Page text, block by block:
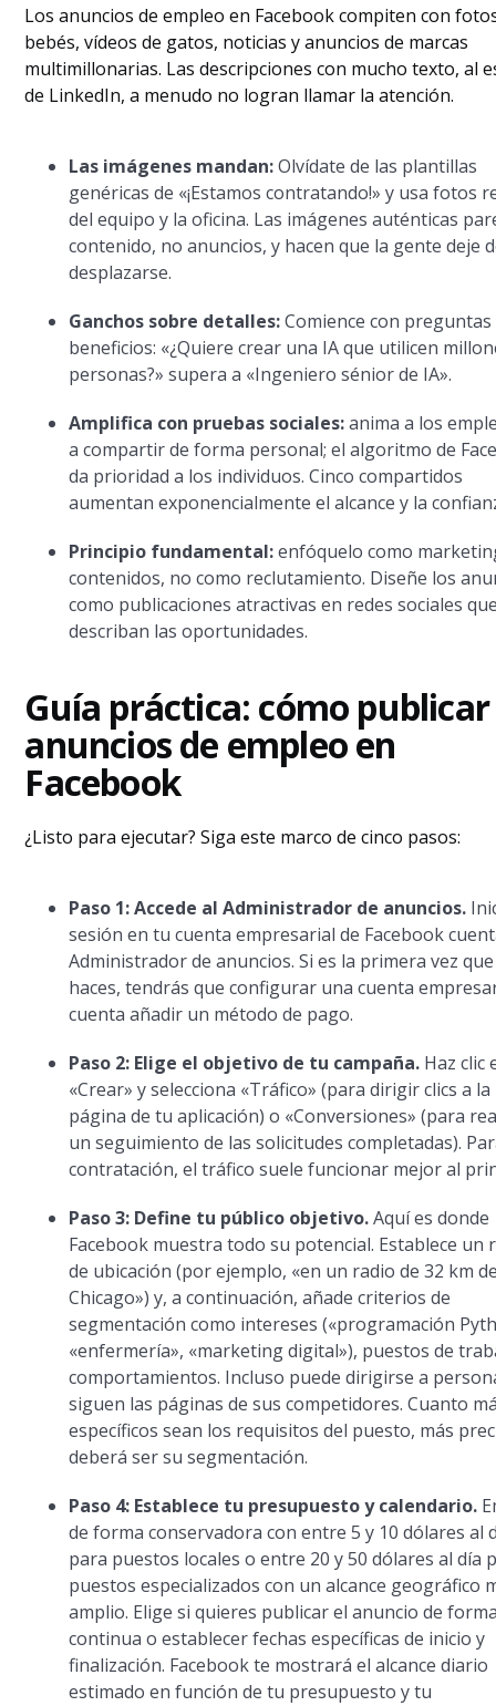
Los anuncios de empleo en Facebook compiten con
bebés, vídeos de gatos, noticias y anuncios de marcas
multimillonarias. Las descripciones con mucho texto, al
de LinkedIn, a menudo no logran llamar la atención.
Las imágenes mandan:Olvídate de las plantillas
genéricas de «¡Estamos contratando!» y usa fotos
del equipo y la oficina. Las imágenes auténticas
contenido, no anuncios, y hacen que la gente deje
desplazarse.
Ganchos sobre detalles:Comience con
beneficios: «¿Quiere crear una IA que utilicen
personas?» supera a «Ingeniero sénior de IA».
Amplifica con pruebas sociales:anima a los
a compartir de forma personal; el algoritmo de
da prioridad a los individuos. Cinco compartidos
aumentan exponencialmente el alcance y la
Principio fundamental:enfóquelo como
contenidos, no como reclutamiento. Diseñe los
como publicaciones atractivas en redes sociales
describan las oportunidades.
Guía práctica: cómo publicar
anuncios de empleo en
Facebook
¿Listo para ejecutar? Siga este marco de cinco pasos:
Paso 1: Accede al Administrador de anuncios.
sesión en tu cuenta empresarial de Facebook
Administrador de anuncios. Si es la primera vez
haces, tendrás que configurar una cuenta
cuenta añadir un método de pago.
Paso 2: Elige el objetivo de tu campaña. Haz clic
«Crear» y selecciona «Tráfico» (para dirigir clics a la
página de tu aplicación) o «Conversiones» (para
un seguimiento de las solicitudes completadas).
contratación, el tráfico suele funcionar mejor al
Paso 3: Define tu público objetivo.Aquí es donde
Facebook muestra todo su potencial. Establece un
de ubicación (por ejemplo, «en un radio de 32 km
Chicago») y, a continuación, añade criterios de
segmentación como intereses («programación
«enfermería», «marketing digital»), puestos de
comportamientos. Incluso puede dirigirse a
siguen las páginas de sus competidores. Cuanto
específicos sean los requisitos del puesto, más
deberá ser su segmentación.
Paso 4: Establece tu presupuesto y calendario.
de forma conservadora con entre 5 y 10 dólares al
para puestos locales o entre 20 y 50 dólares al día
puestos especializados con un alcance geográfico
amplio. Elige si quieres publicar el anuncio de
continua o establecer fechas específicas de inicio y
finalización. Facebook te mostrará el alcance diario
estimado en función de tu presupuesto y tu